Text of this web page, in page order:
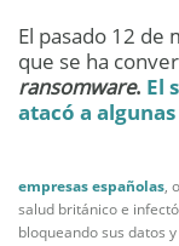
El pasado 12 de
que se ha
ransomware. El
atacó a
empresas españolas,
salud británico e
bloqueando sus datos